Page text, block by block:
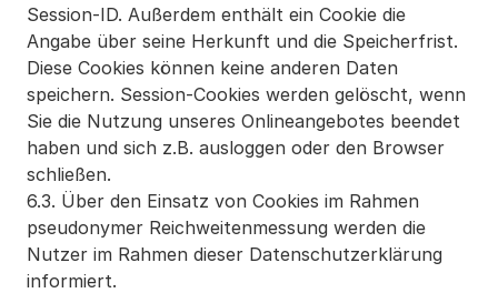
Session-ID. Außerdem enthält ein Cookie die
Angabe über seine Herkunft und die Speicherfrist.
Diese Cookies können keine anderen Daten
speichern. Session-Cookies werden gelöscht, wenn
Sie die Nutzung unseres Onlineangebotes beendet
haben und sich z.B. ausloggen oder den Browser
schließen.
6.3. Über den Einsatz von Cookies im Rahmen
pseudonymer Reichweitenmessung werden die
Nutzer im Rahmen dieser Datenschutzerklärung
informiert.